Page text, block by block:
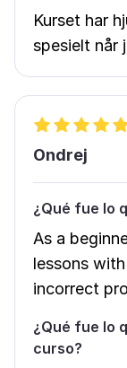
Kurset har
spesielt når
Ondrej
¿Qué fue lo
As a
lessons
incorrect
¿Qué fue lo
curso?